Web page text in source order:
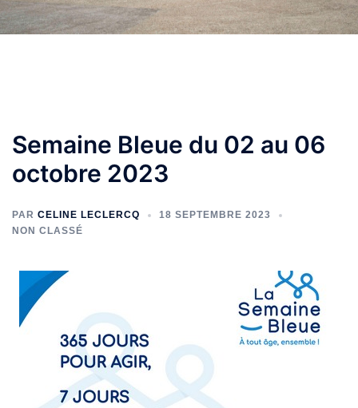
Semaine Bleue du 02 au 06
octobre 2023
PAR CELINE LECLERCQ
18 SEPTEMBRE 2023
NON CLASSÉ